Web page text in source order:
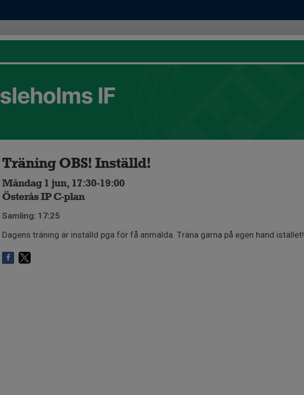
IF
Träning OBS! Inställd!
Måndag 1 jun, 17:30-19:00
Österås IP C-plan
Samling: 17:25
Dagens träning är inställd pga för få anmälda. Träna gärna på egen hand istället!